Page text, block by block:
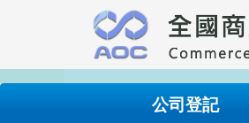
要
內
公司登記